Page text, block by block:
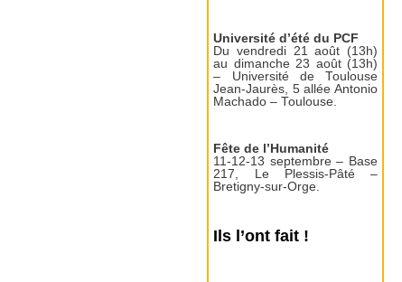
Université d’été du PCF
Du vendredi 21 août (13h)
au dimanche 23 août (13h)
– Université de Toulouse
Jean-Jaurès, 5 allée Antonio
Machado – Toulouse.
Fête de l’Humanité
11-12-13 septembre – Base
217, Le Plessis-Pâté –
Bretigny-sur-Orge.
Ils l’ont fait !